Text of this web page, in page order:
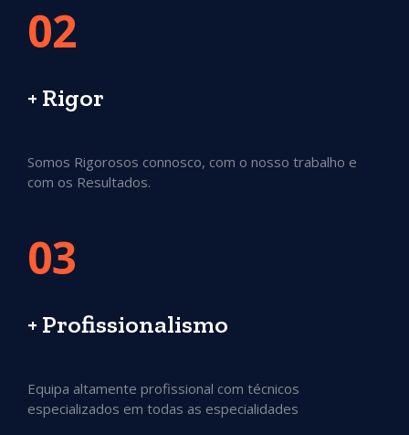
02
+ Rigor
Somos Rigorosos connosco, com o nosso trabalho e
com os Resultados.
03
+ Profissionalismo
Equipa altamente profissional com técnicos
especializados em todas as especialidades